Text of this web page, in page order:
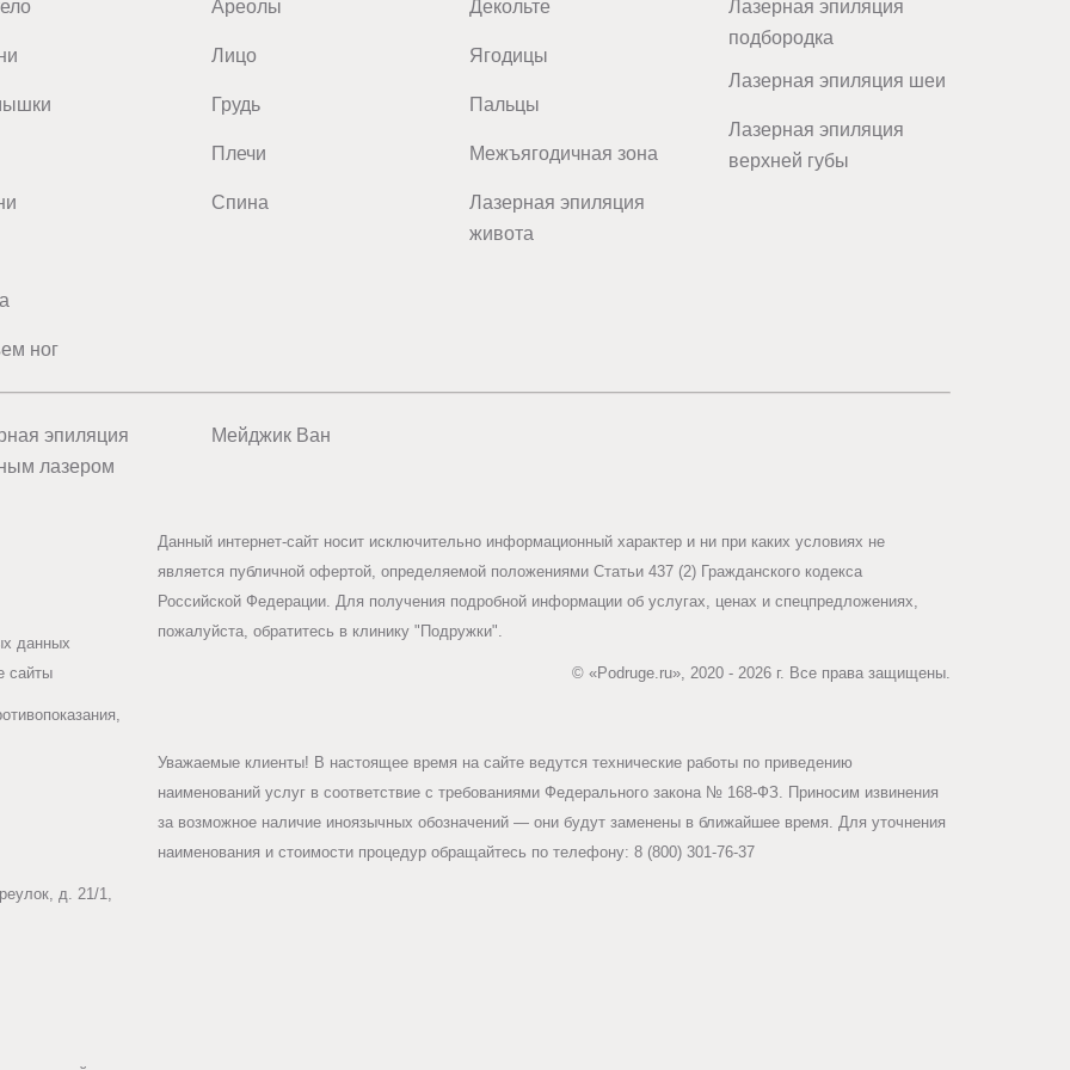
1
ног
Ареолы
Лицо
Грудь
Плечи
Спина
Декольте
Ягодицы
Пальцы
Межъягодичная зона
Лазерная эпиляция
живота
Лазерная эпиляция
подбородка
Лазерная эпиляция шеи
Лазерная эпиляция
верхней губы
эпиляция
лазером
Мейджик Ван
данных
сайты
д. 21/1,
Данный интернет-сайт носит исключительно информационный характер и ни при каких условиях не
является публичной офертой, определяемой положениями Статьи 437 (2) Гражданского кодекса
Российской Федерации. Для получения подробной информации об услугах, ценах и спецпредложениях,
пожалуйста, обратитесь в клинику "Подружки".
© «Podruge.ru», 2020 - 2026 г. Все права защищены.
Уважаемые клиенты! В настоящее время на сайте ведутся технические работы по приведению
наименований услуг в соответствие с требованиями Федерального закона № 168-ФЗ. Приносим извинения
за возможное наличие иноязычных обозначений — они будут заменены в ближайшее время. Для уточнения
наименования и стоимости процедур обращайтесь по телефону: 8 (800) 301-76-37